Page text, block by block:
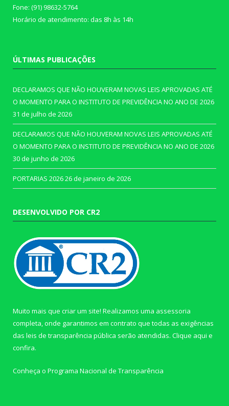
Fone: (91) 98632-5764
Horário de atendimento: das 8h às 14h
ÚLTIMAS PUBLICAÇÕES
DECLARAMOS QUE NÃO HOUVERAM NOVAS LEIS APROVADAS ATÉ
O MOMENTO PARA O INSTITUTO DE PREVIDÊNCIA NO ANO DE 2026
31 de julho de 2026
DECLARAMOS QUE NÃO HOUVERAM NOVAS LEIS APROVADAS ATÉ
O MOMENTO PARA O INSTITUTO DE PREVIDÊNCIA NO ANO DE 2026
30 de junho de 2026
PORTARIAS 202626 de janeiro de 2026
DESENVOLVIDO POR CR2
Muito mais que criar um site! Realizamos uma assessoria
completa, onde garantimos em contrato que todas as exigências
das leis de transparência pública serão atendidas. Clique aqui e
confira.
Conheça o Programa Nacional de Transparência